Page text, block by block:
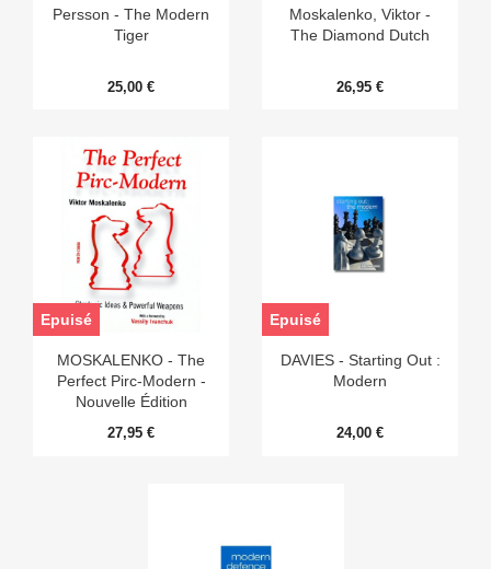
Persson - The Modern
Tiger
25,00 €
Moskalenko, Viktor -
The Diamond Dutch
26,95 €
MOSKALENKO - The
Perfect Pirc-Modern -
Nouvelle Édition
27,95 €
Epuisé
DAVIES - Starting Out :
Modern
24,00 €
Epuisé